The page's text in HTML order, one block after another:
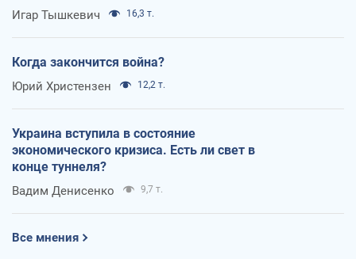
Игар Тышкевич 16,3 т.
Когда закончится война?
Юрий Христензен 12,2 т.
Украина вступила в состояние
экономического кризиса. Есть ли свет в
конце туннеля?
Вадим Денисенко 9,7 т.
Все мнения